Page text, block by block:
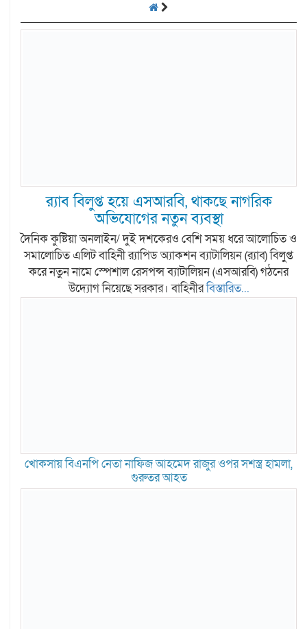
র‍্যাব বিলুপ্ত হয়ে এসআরবি, থাকছে নাগরিক
অভিযোগের নতুন ব্যবস্থা
দৈনিক কুষ্টিয়া অনলাইন/ দুই দশকেরও বেশি সময় ধরে আলোচিত ও
সমালোচিত এলিট বাহিনী র‍্যাপিড অ্যাকশন ব্যাটালিয়ন (র‍্যাব) বিলুপ্ত
করে নতুন নামে স্পেশাল রেসপন্স ব্যাটালিয়ন (এসআরবি) গঠনের
উদ্যোগ নিয়েছে সরকার। বাহিনীরবিস্তারিত...
খোকসায় বিএনপি নেতা নাফিজ আহমেদ রাজুর ওপর সশস্ত্র হামলা,
গুরুতর আহত